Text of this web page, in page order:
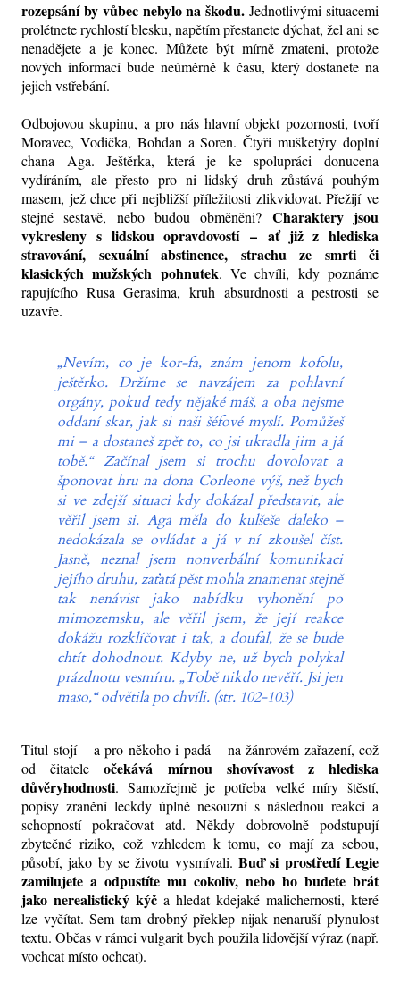
rozepsání by vůbec nebylo na škodu. Jednotlivými situacemi
prolétnete rychlostí blesku, napětím přestanete dýchat, žel ani se
nenadějete a je konec. Můžete být mírně zmateni, protože
nových informací bude neúměrně k času, který dostanete na
jejich vstřebání.
Odbojovou skupinu, a pro nás hlavní objekt pozornosti, tvoří
Moravec, Vodička, Bohdan a Soren. Čtyři mušketýry doplní
chana Aga. Ještěrka, která je ke spolupráci donucena
vydíráním, ale přesto pro ni lidský druh zůstává pouhým
masem, jež chce při nejbližší příležitosti zlikvidovat. Přežijí ve
stejné sestavě, nebo budou obměněni? Charaktery jsou
vykresleny s lidskou opravdovostí – ať již z hlediska
stravování, sexuální abstinence, strachu ze smrti či
klasických mužských pohnutek. Ve chvíli, kdy poznáme
rapujícího Rusa Gerasima, kruh absurdnosti a pestrosti se
uzavře.
„Nevím, co je kor-fa, znám jenom kofolu,
ještěrko. Držíme se navzájem za pohlavní
orgány, pokud tedy nějaké máš, a oba nejsme
oddaní skar, jak si naši šéfové myslí. Pomůžeš
mi – a dostaneš zpět to, co jsi ukradla jim a já
tobě.“ Začínal jsem si trochu dovolovat a
šponovat hru na dona Corleone výš, než bych
si ve zdejší situaci kdy dokázal představit, ale
věřil jsem si. Aga měla do kulšeše daleko –
nedokázala se ovládat a já v ní zkoušel číst.
Jasně, neznal jsem nonverbální komunikaci
jejího druhu, zaťatá pěst mohla znamenat stejně
tak nenávist jako nabídku vyhonění po
mimozemsku, ale věřil jsem, že její reakce
dokážu rozklíčovat i tak, a doufal, že se bude
chtít dohodnout. Kdyby ne, už bych polykal
prázdnotu vesmíru. „Tobě nikdo nevěří. Jsi jen
maso,“ odvětila po chvíli. (str. 102-103)
Titul stojí – a pro někoho i padá – na žánrovém zařazení, což
od čitateleočekává mírnou shovívavost z hlediska
důvěryhodnosti. Samozřejmě je potřeba velké míry štěstí,
popisy zranění leckdy úplně nesouzní s následnou reakcí a
schopností pokračovat atd. Někdy dobrovolně podstupují
zbytečné riziko, což vzhledem k tomu, co mají za sebou,
působí, jako by se životu vysmívali. Buď si prostředí Legie
zamilujete a odpustíte mu cokoliv, nebo ho budete brát
jako nerealistický kýč a hledat kdejaké malichernosti, které
lze vyčítat. Sem tam drobný překlep nijak nenaruší plynulost
textu. Občas v rámci vulgarit bych použila lidovější výraz (např.
vochcat místo ochcat).